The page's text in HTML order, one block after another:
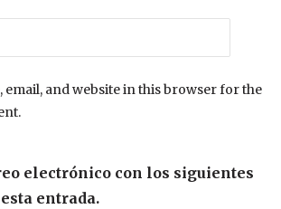
email, and website in this browser for the
electrónico con los siguientes
entrada.